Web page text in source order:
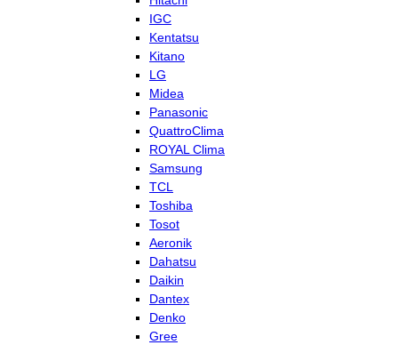
IGC
Kentatsu
Kitano
LG
Midea
Panasonic
QuattroClima
ROYAL Clima
Samsung
TCL
Toshiba
Tosot
Aeronik
Dahatsu
Daikin
Dantex
Denko
Gree